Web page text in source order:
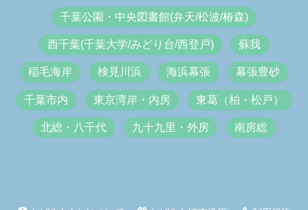
千葉公園・中央図書館(弁天/松波/椿森)
西千葉(千葉大学/みどり台/西登戸) 蘇我
稲毛海岸 検見川浜 海浜幕張 幕張豊砂
千葉市内 東京湾岸・内房 東葛（柏・松戸）
北総・八千代 九十九里・外房 南房総